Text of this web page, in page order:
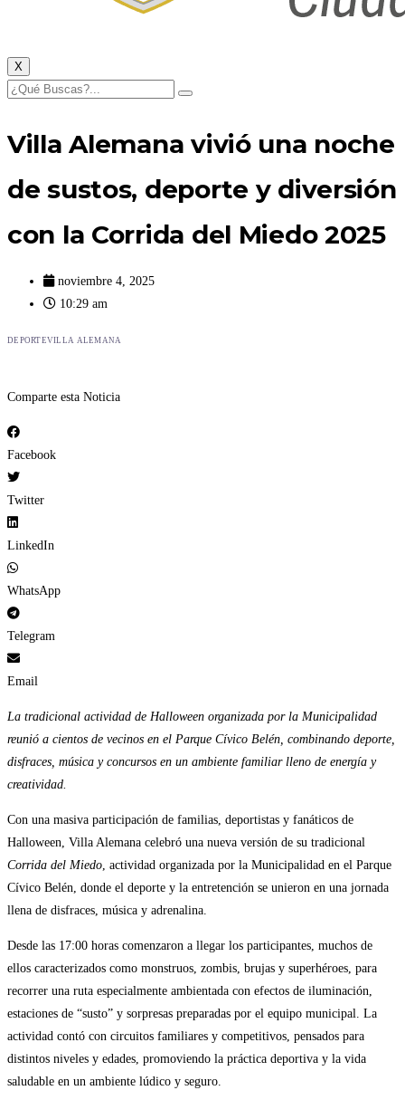
X
Villa Alemana vivió una noche
de sustos, deporte y diversión
con la Corrida del Miedo 2025
noviembre 4, 2025
10:29 am
DEPORTEVILLA ALEMANA
Comparte esta Noticia
Facebook
Twitter
LinkedIn
WhatsApp
Telegram
Email
La tradicional actividad de Halloween organizada por la Municipalidad
reunió a cientos de vecinos en el Parque Cívico Belén, combinando deporte,
disfraces, música y concursos en un ambiente familiar lleno de energía y
creatividad.
Con una masiva participación de familias, deportistas y fanáticos de
Halloween, Villa Alemana celebró una nueva versión de su tradicional
Corrida del Miedo , actividad organizada por la Municipalidad en el Parque
Cívico Belén, donde el deporte y la entretención se unieron en una jornada
llena de disfraces, música y adrenalina.
Desde las 17:00 horas comenzaron a llegar los participantes, muchos de
ellos caracterizados como monstruos, zombis, brujas y superhéroes, para
recorrer una ruta especialmente ambientada con efectos de iluminación,
estaciones de “susto” y sorpresas preparadas por el equipo municipal. La
actividad contó con circuitos familiares y competitivos, pensados para
distintos niveles y edades, promoviendo la práctica deportiva y la vida
saludable en un ambiente lúdico y seguro.